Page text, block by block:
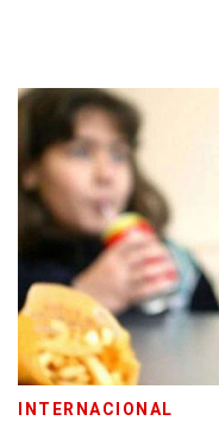
INTERNACIONAL